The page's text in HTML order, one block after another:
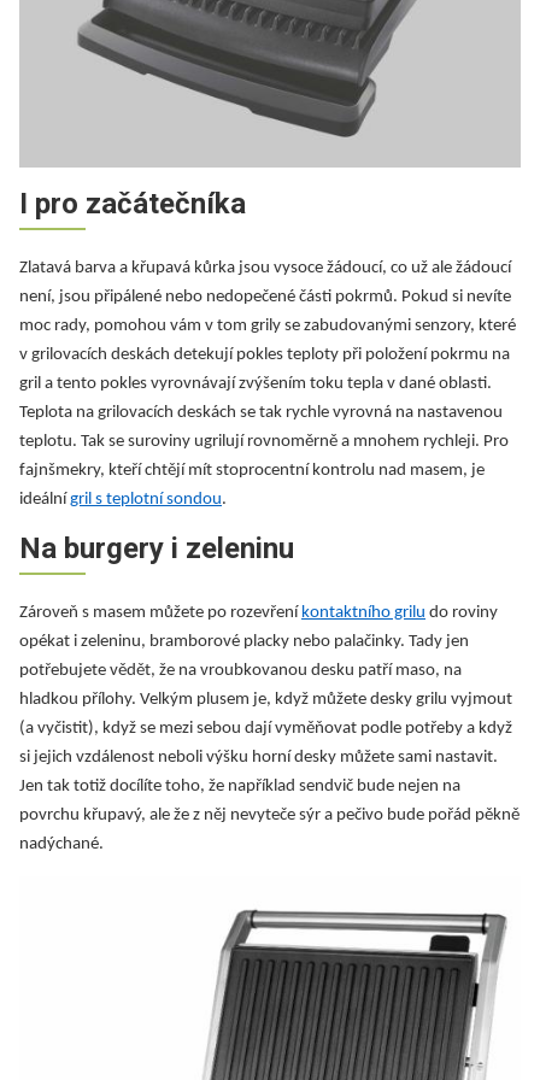
I pro začátečníka
Zlatavá barva a křupavá kůrka jsou vysoce žádoucí, co už ale žádoucí
není, jsou připálené nebo nedopečené části pokrmů. Pokud si nevíte
moc rady, pomohou vám v tom grily se zabudovanými senzory, které
v grilovacích deskách detekují pokles teploty při položení pokrmu na
gril a tento pokles vyrovnávají zvýšením toku tepla v dané oblasti.
Teplota na grilovacích deskách se tak rychle vyrovná na nastavenou
teplotu. Tak se suroviny ugrilují rovnoměrně a mnohem rychleji. Pro
fajnšmekry, kteří chtějí mít stoprocentní kontrolu nad masem, je
ideálnígril s teplotní sondou.
Na burgery i zeleninu
Zároveň s masem můžete po rozevření kontaktního grilu do roviny
opékat i zeleninu, bramborové placky nebo palačinky. Tady jen
potřebujete vědět, že na vroubkovanou desku patří maso, na
hladkou přílohy. Velkým plusem je, když můžete desky grilu vyjmout
(a vyčistit), když se mezi sebou dají vyměňovat podle potřeby a když
si jejich vzdálenost neboli výšku horní desky můžete sami nastavit.
Jen tak totiž docílíte toho, že například sendvič bude nejen na
povrchu křupavý, ale že z něj nevyteče sýr a pečivo bude pořád pěkně
nadýchané.